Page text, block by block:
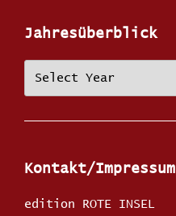
Jahresüberblick
Kontakt/Impressum
edition ROTE INSEL